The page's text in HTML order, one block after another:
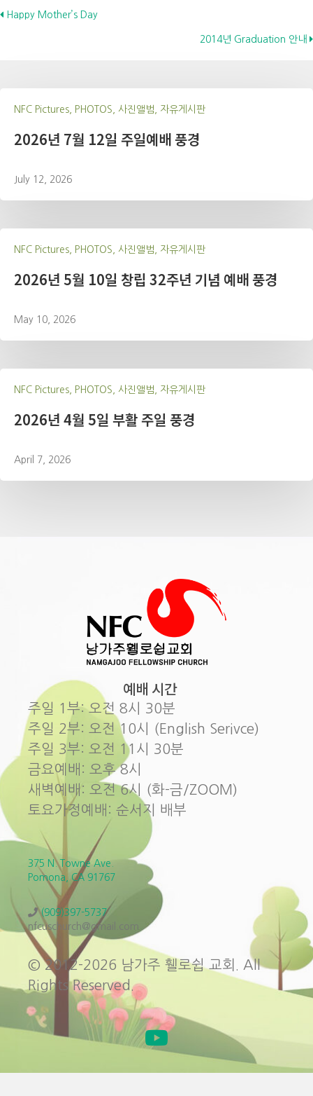
Posts
Happy Mother’s Day
2014년 Graduation 안내
NFC Pictures, PHOTOS, 사진앨범, 자유게시판
2026년 7월 12일 주일예배 풍경
July 12, 2026
NFC Pictures, PHOTOS, 사진앨범, 자유게시판
2026년 5월 10일 창립 32주년 기념 예배 풍경
May 10, 2026
NFC Pictures, PHOTOS, 사진앨범, 자유게시판
2026년 4월 5일 부활 주일 풍경
April 7, 2026
예배 시간
주일 1부: 오전 8시 30분
주일 2부: 오전 10시 (English Serivce)
주일 3부: 오전 11시 30분
금요예배: 오후 8시
새벽예배: 오전 6시 (화-금/ZOOM)
토요가정예배: 순서지 배부
375 N. Towne Ave.
Pomona, CA 91767
(909)397-5737
nfcuschurch@gmail.com
© 2012-2026 남가주 휄로쉽 교회. All
Rights Reserved.